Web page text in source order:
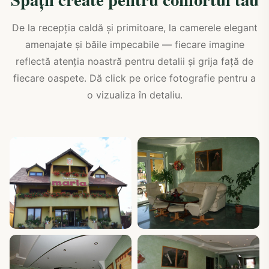
De la recepția caldă și primitoare, la camerele elegant
amenajate și băile impecabile — fiecare imagine
reflectă atenția noastră pentru detalii și grija față de
fiecare oaspete. Dă click pe orice fotografie pentru a
o vizualiza în detaliu.